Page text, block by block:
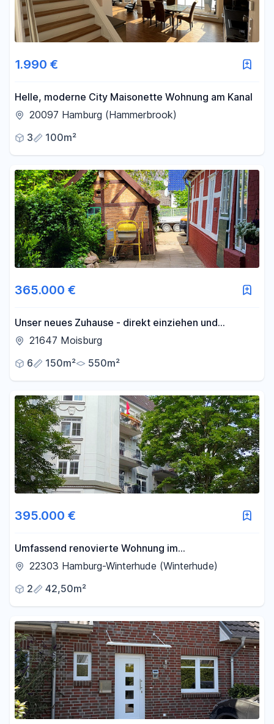
1.990 €
Helle, moderne City Maisonette Wohnung am Kanal
20097 Hamburg (Hammerbrook)
3
100m²
365.000 €
Unser neues Zuhause - direkt einziehen und
wohlfühlen!
21647 Moisburg
6
150m² 550m²
395.000 €
Umfassend renovierte Wohnung im
Jugendstilgebäude, provisionsfrei
22303 Hamburg-Winterhude (Winterhude)
2
42,50m²